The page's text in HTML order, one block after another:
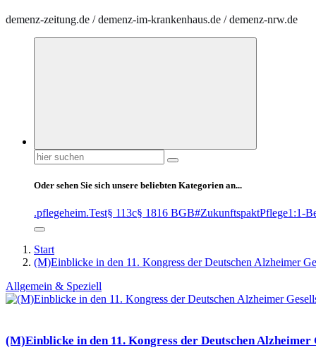
demenz-zeitung.de / demenz-im-krankenhaus.de / demenz-nrw.de
Suchen
nach:
Oder sehen Sie sich unsere beliebten Kategorien an...
.pflegeheim.Test§ 113c§ 1816 BGB#ZukunftspaktPflege1:1-
Start
(M)Einblicke in den 11. Kongress der Deutschen Alzheimer
Allgemein & Speziell
(M)Einblicke in den 11. Kongress der Deutschen